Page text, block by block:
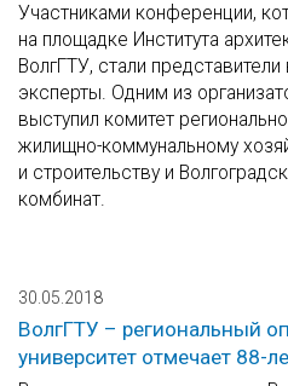
Участниками конференции,
на площадке Института
ВолгГТУ, стали
эксперты. Одним из
выступил комитет
жилищно-коммунальному
и строительству и
комбинат.
30.05.2018
ВолгГТУ – региональный
университет отмечает 88-